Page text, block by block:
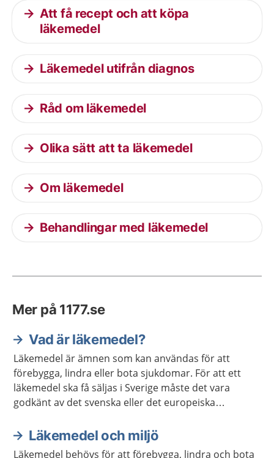
Att få recept och att köpa
läkemedel
Läkemedel utifrån diagnos
Råd om läkemedel
Olika sätt att ta läkemedel
Om läkemedel
Behandlingar med läkemedel
Mer på 1177.se
Vad är läkemedel?
Läkemedel är ämnen som kan användas för att
förebygga, lindra eller bota sjukdomar. För att ett
läkemedel ska få säljas i Sverige måste det vara
godkänt av det svenska eller det europeiska
Läkemedel och miljö
Läkemedel behövs för att förebygga, lindra och bota